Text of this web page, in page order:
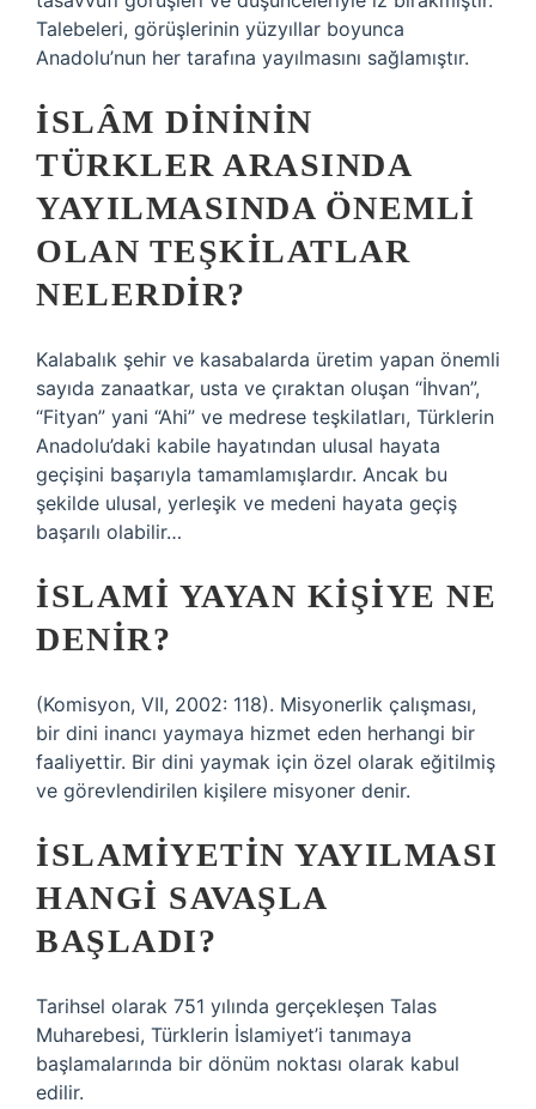
Talebeleri, görüşlerinin yüzyıllar boyunca
Anadolu’nun her tarafına yayılmasını sağlamıştır.
İSLÂM DINININ
TÜRKLER ARASINDA
YAYILMASINDA ÖNEMLI
OLAN TEŞKILATLAR
NELERDIR?
Kalabalık şehir ve kasabalarda üretim yapan önemli
sayıda zanaatkar, usta ve çıraktan oluşan “İhvan”,
“Fityan” yani “Ahi” ve medrese teşkilatları, Türklerin
Anadolu’daki kabile hayatından ulusal hayata
geçişini başarıyla tamamlamışlardır. Ancak bu
şekilde ulusal, yerleşik ve medeni hayata geçiş
başarılı olabilir…
İSLAMI YAYAN KIŞIYE NE
DENIR?
(Komisyon, VII, 2002: 118). Misyonerlik çalışması,
bir dini inancı yaymaya hizmet eden herhangi bir
faaliyettir. Bir dini yaymak için özel olarak eğitilmiş
ve görevlendirilen kişilere misyoner denir.
İSLAMIYETIN YAYILMASI
HANGI SAVAŞLA
BAŞLADI?
Tarihsel olarak 751 yılında gerçekleşen Talas
Muharebesi, Türklerin İslamiyet’i tanımaya
başlamalarında bir dönüm noktası olarak kabul
edilir.